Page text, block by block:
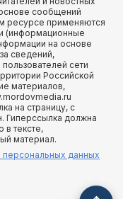
сообщений
ресурсе применяются
(информационные
на основе
сведений,
сети
Российской
материалов,
на страницу, с
Гиперссылка должна
в тексте,
материал.
персональных данных